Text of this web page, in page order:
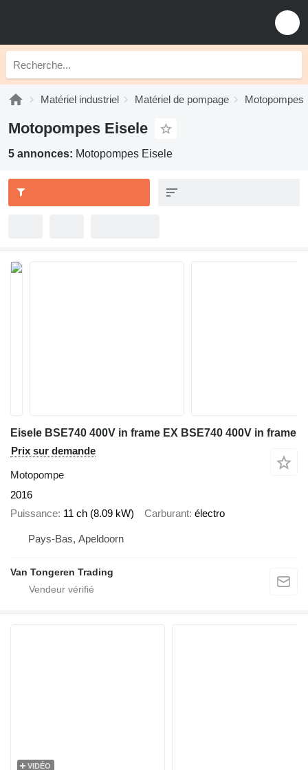
Matériel industriel Matériel de pompage Motopompes
Motopompes Eisele
5 annonces: Motopompes Eisele
Eisele BSE740 400V in frame EX BSE740 400V in frame
Prix sur demande
Motopompe
2016
Puissance 11 ch (8.09 kW) Carburant électro
Pays-Bas, Apeldoorn
Van Tongeren Trading
VIDÉO